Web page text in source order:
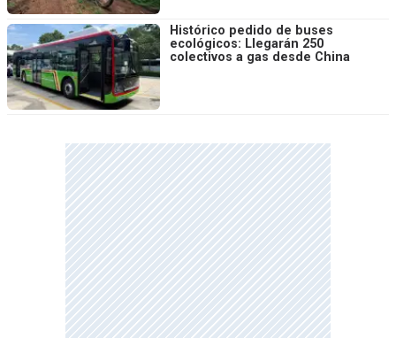
Histórico pedido de buses
ecológicos: Llegarán 250
colectivos a gas desde China